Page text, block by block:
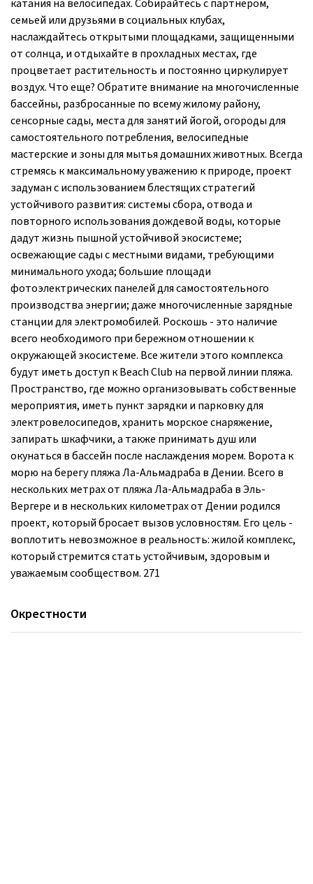
катания на велосипедах. Собирайтесь с партнером,
семьей или друзьями в социальных клубах,
наслаждайтесь открытыми площадками, защищенными
от солнца, и отдыхайте в прохладных местах, где
процветает растительность и постоянно циркулирует
воздух. Что еще? Обратите внимание на многочисленные
бассейны, разбросанные по всему жилому району,
сенсорные сады, места для занятий йогой, огороды для
самостоятельного потребления, велосипедные
мастерские и зоны для мытья домашних животных. Всегда
стремясь к максимальному уважению к природе, проект
задуман с использованием блестящих стратегий
устойчивого развития: системы сбора, отвода и
повторного использования дождевой воды, которые
дадут жизнь пышной устойчивой экосистеме;
освежающие сады с местными видами, требующими
минимального ухода; большие площади
фотоэлектрических панелей для самостоятельного
производства энергии; даже многочисленные зарядные
станции для электромобилей. Роскошь - это наличие
всего необходимого при бережном отношении к
окружающей экосистеме. Все жители этого комплекса
будут иметь доступ к Beach Club на первой линии пляжа.
Пространство, где можно организовывать собственные
мероприятия, иметь пункт зарядки и парковку для
электровелосипедов, хранить морское снаряжение,
запирать шкафчики, а также принимать душ или
окунаться в бассейн после наслаждения морем. Ворота к
морю на берегу пляжа Ла-Альмадраба в Дении. Всего в
нескольких метрах от пляжа Ла-Альмадраба в Эль-
Вергере и в нескольких километрах от Дении родился
проект, который бросает вызов условностям. Его цель -
воплотить невозможное в реальность: жилой комплекс,
который стремится стать устойчивым, здоровым и
уважаемым сообществом. 271
Окрестности